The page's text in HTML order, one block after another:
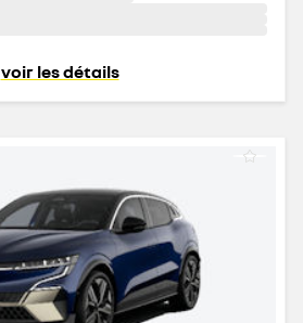
voir les détails